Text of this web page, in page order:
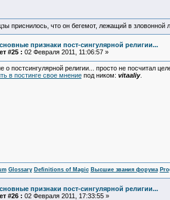
приснилось, что он бегемот, лежащий в
признаки пост-сингулярной религии...
#25 : 02 Февраля 2011, 11:06:57 »
о постсингулярной религии... просто не посчитал
в постинге свое мнениепод ником: vitaaliy.
Glossary Definitions of Magic Высшие звания форума
признаки пост-сингулярной религии...
#26 : 02 Февраля 2011, 17:33:55 »